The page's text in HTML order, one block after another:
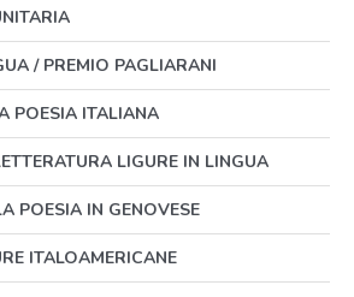
/ PREMIO PAGLIARANI
POESIA ITALIANA
LIGURE IN LINGUA
POESIA IN GENOVESE
ITALOAMERICANE